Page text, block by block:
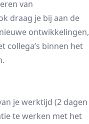
van
draag je bij aan de
ontwikkelingen,
collega’s binnen het
je werktijd (2 dagen
te werken met het